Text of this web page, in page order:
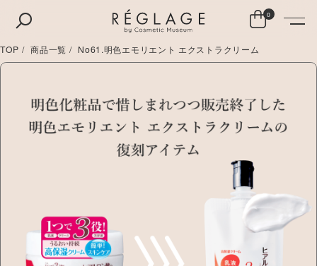
0
TOP 商品一覧 No61.明色エモリエント エクストラクリーム